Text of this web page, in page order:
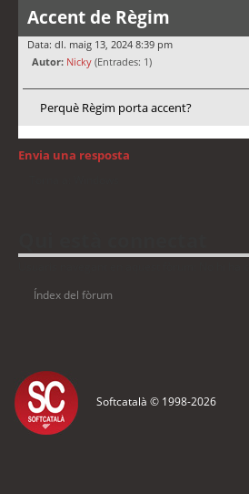
Accent de Règim
Data: dl. maig 13, 2024 8:39 pm
Autor: Nicky (Entrades: 1)
Perquè Règim porta accent?
Envia una resposta
Índex del fòrum
Softcatalà © 1998-2026